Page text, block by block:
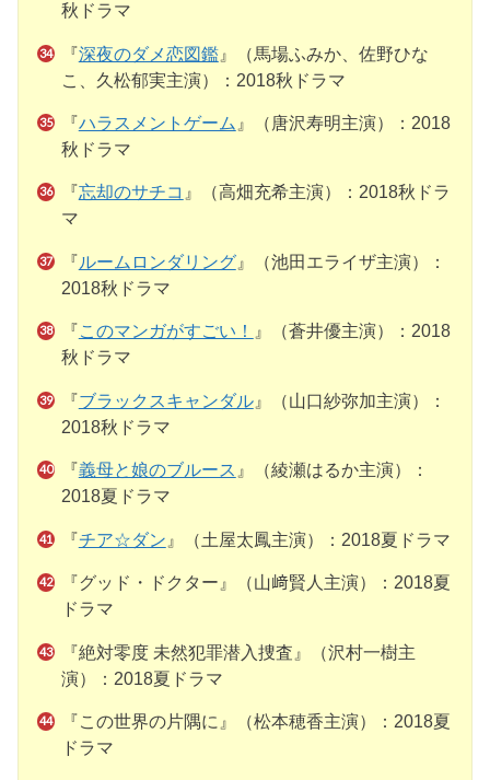
秋ドラマ
『深夜のダメ恋図鑑』（馬場ふみか、佐野ひな
こ、久松郁実主演）：2018秋ドラマ
『ハラスメントゲーム 』（唐沢寿明主演）：2018
秋ドラマ
『 忘却のサチコ 』（高畑充希主演）：2018秋ドラ
マ
『ルームロンダリング』（池田エライザ主演）：
2018秋ドラマ
『このマンガがすごい！ 』（蒼井優主演）：2018
秋ドラマ
『ブラックスキャンダル』（山口紗弥加主演）：
2018秋ドラマ
『義母と娘のブルース 』（綾瀬はるか主演）：
2018夏ドラマ
『チア☆ダン 』（土屋太鳳主演）：2018夏ドラマ
『グッド・ドクター』（山﨑賢人主演）：2018夏
ドラマ
『絶対零度 未然犯罪潜入捜査』（沢村一樹主
演）：2018夏ドラマ
『この世界の片隅に』（松本穂香主演）：2018夏
ドラマ